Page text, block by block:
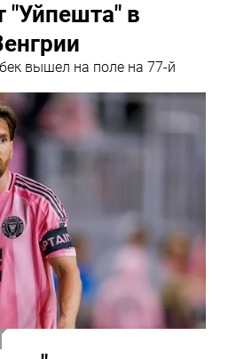
"Уйпешта" в
вышел на поле на 77-й